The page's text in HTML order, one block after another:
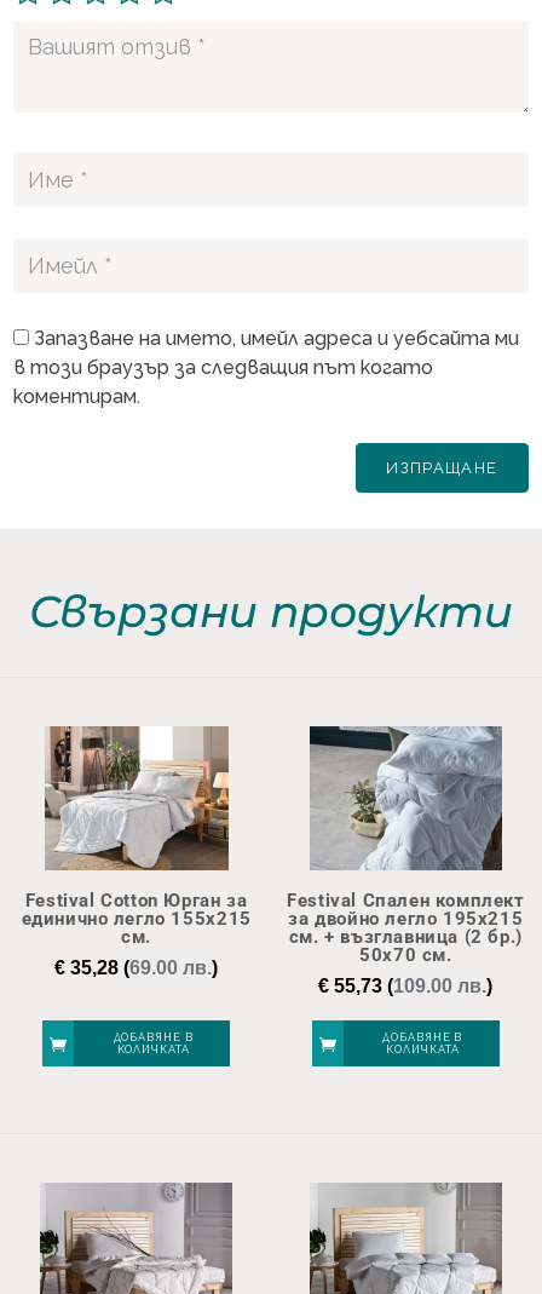
Запазване на името, имейл адреса и уебсайта ми
в този браузър за следващия път когато
коментирам.
Свързани продукти
Festival Cotton Юрган за
единично легло 155х215
см.
€ 35,28 (69.00 лв.)
ДОБАВЯНЕ В
КОЛИЧКАТА
Festival Спален комплект
за двойно легло 195х215
см. + възглавница (2 бр.)
50х70 см.
€ 55,73 (109.00 лв.)
ДОБАВЯНЕ В
КОЛИЧКАТА